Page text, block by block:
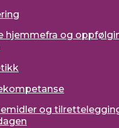
hjemmefra og
og